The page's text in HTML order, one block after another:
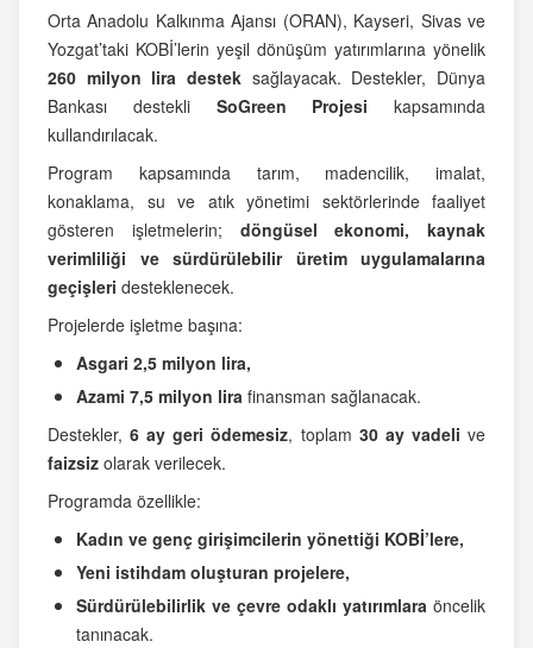
Orta Anadolu Kalkınma Ajansı (ORAN), Kayseri, Sivas ve
Yozgat’taki KOBİ’lerin yeşil dönüşüm yatırımlarına yönelik
260 milyon lira destek sağlayacak. Destekler, Dünya
Bankası destekli SoGreen Projesi kapsamında
kullandırılacak.
Program kapsamında tarım, madencilik, imalat,
konaklama, su ve atık yönetimi sektörlerinde faaliyet
gösteren işletmelerin; döngüsel ekonomi, kaynak
verimliliği ve sürdürülebilir üretim uygulamalarına
geçişleri desteklenecek.
Projelerde işletme başına:
Asgari 2,5 milyon lira,
Azami 7,5 milyon lira finansman sağlanacak.
Destekler,6 ay geri ödemesiz, toplam 30 ay vadeli ve
faizsiz olarak verilecek.
Programda özellikle:
Kadın ve genç girişimcilerin yönettiği KOBİ’lere,
Yeni istihdam oluşturan projelere,
Sürdürülebilirlik ve çevre odaklı yatırımlara öncelik
tanınacak.